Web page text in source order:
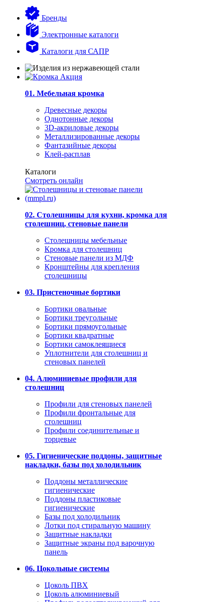
Бренды
Электронные каталоги
Каталоги для САПР
01. Мебельная кромка
Древесные декоры
Однотонные декоры
3D-акриловые декоры
Металлизированные декоры
Фантазийные декоры
Клей-расплав
Каталоги
Смотреть онлайн
02. Столешницы для кухни, кромка для
столешниц, стеновые панели
Столешницы мебельные
Кромка для столешниц
Стеновые панели из МДФ
Кронштейны для крепления
столешницы
03. Пристеночные бортики
Бортики овальные
Бортики треугольные
Бортики прямоугольные
Бортики квадратные
Бортики самоклеящиеся
Уплотнители для столешниц и
стеновых панелей
04. Алюминиевые профили для
столешниц
Профили для стеновых панелей
Профили фронтальные для
столешниц
Профили соединительные и
торцевые
05. Гигиенические поддоны, защитные
накладки, базы под холодильник
Поддоны металлические
гигиенические
Поддоны пластиковые
гигиенические
Базы под холодильник
Лотки под стиральную машину
Защитные накладки
Защитные экраны под варочную
панель
06. Цокольные системы
Цоколь ПВХ
Цоколь алюминиевый